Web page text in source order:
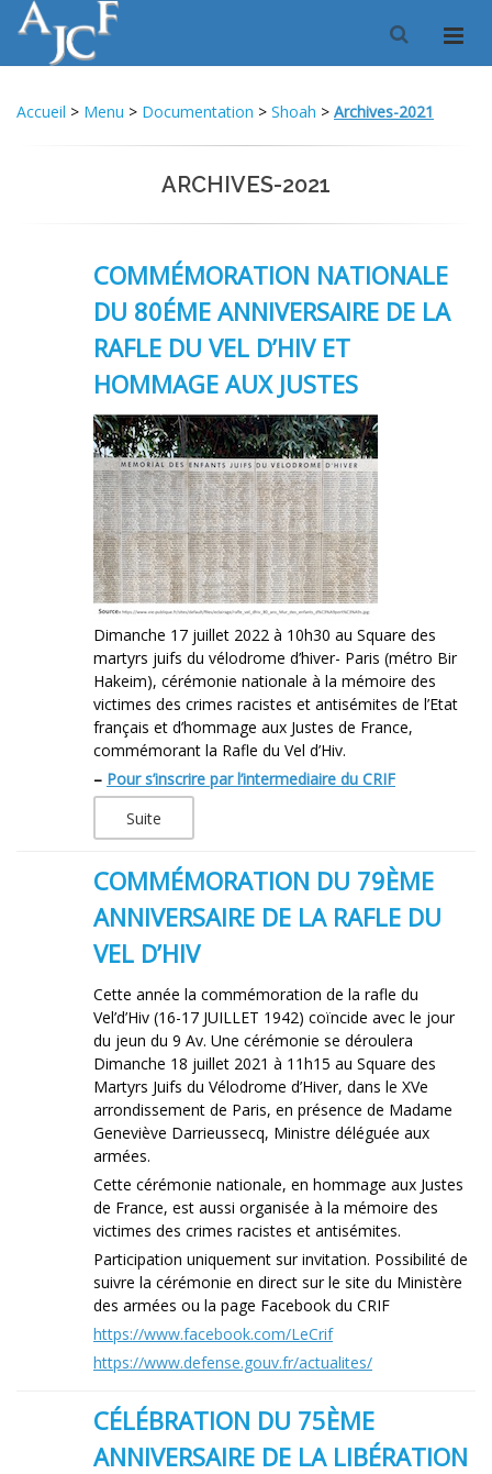
Accueil > Menu > Documentation > Shoah > Archives-2021
ARCHIVES-2021
COMMÉMORATION NATIONALE
DU 80ÉME ANNIVERSAIRE DE LA
RAFLE DU VEL D’HIV ET
HOMMAGE AUX JUSTES
Dimanche 17 juillet 2022 à 10h30 au Square des
martyrs juifs du vélodrome d’hiver- Paris (métro Bir
Hakeim), cérémonie nationale à la mémoire des
victimes des crimes racistes et antisémites de l’Etat
français et d’hommage aux Justes de France,
commémorant la Rafle du Vel d’Hiv.
– Pour s’inscrire par l’intermediaire du CRIF
Suite
COMMÉMORATION DU 79ÈME
ANNIVERSAIRE DE LA RAFLE DU
VEL D’HIV
Cette année la commémoration de la rafle du
Vel’d’Hiv (16-17 JUILLET 1942) coïncide avec le jour
du jeun du 9 Av. Une cérémonie se déroulera
Dimanche 18 juillet 2021 à 11h15 au Square des
Martyrs Juifs du Vélodrome d’Hiver, dans le XVe
arrondissement de Paris, en présence de Madame
Geneviève Darrieussecq, Ministre déléguée aux
armées.
Cette cérémonie nationale, en hommage aux Justes
de France, est aussi organisée à la mémoire des
victimes des crimes racistes et antisémites.
Participation uniquement sur invitation. Possibilité de
suivre la cérémonie en direct sur le site du Ministère
des armées ou la page Facebook du CRIF
https://www.facebook.com/LeCrif
https://www.defense.gouv.fr/actualites/
CÉLÉBRATION DU 75ÈME
ANNIVERSAIRE DE LA LIBÉRATION